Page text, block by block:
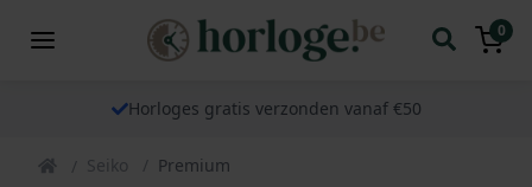
0
Horloges gratis verzonden vanaf €50
Seiko Premium